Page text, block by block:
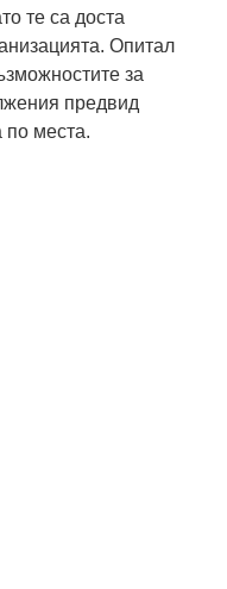
те са доста
Опитал
за
предвид
по места.